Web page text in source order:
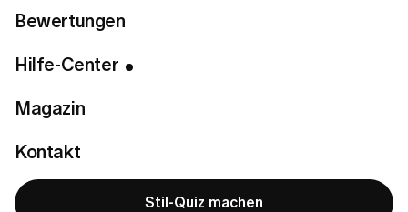
Bewertungen
Hilfe-Center
Magazin
Kontakt
Stil-Quiz machen
Kann ich meine Bestellung ändern oder stornieren,
nachdem ich sie aufgegeben habe?
Fallen für die Lieferung Versandkosten an?
Meine Bestellung hat sich verzögert. Was kann ich
tun?
Wie kann ich meine Bestellung verfolgen?
Was passiert, wenn ein Artikel aus meiner Bestellung
nicht mehr vorrätig ist?